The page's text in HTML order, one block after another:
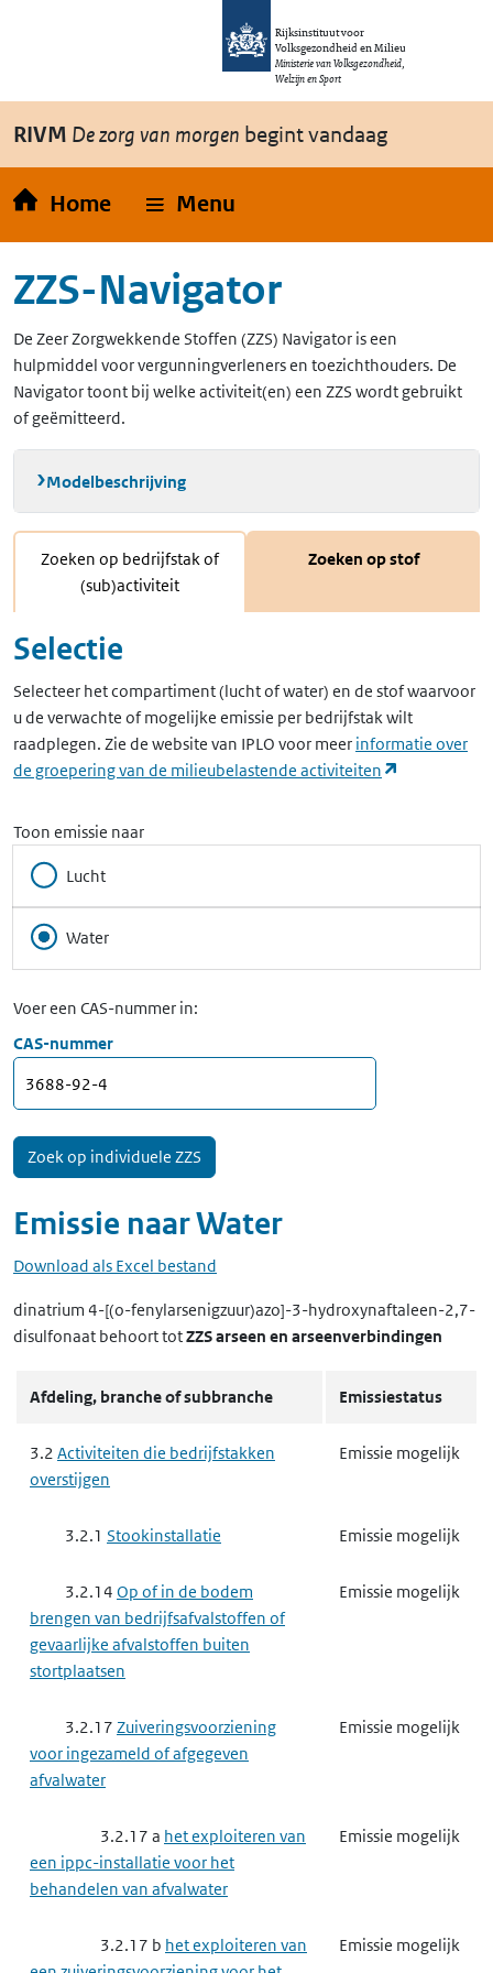
Overslaan en naar de inhoud gaan
Rijksinstituut voor
Volksgezondheid en Milieu
Ministerie van Volksgezondheid,
Welzijn en Sport
RIVM De zorg van morgen begint vandaag
Home Menu
ZZS-Navigator
De Zeer Zorgwekkende Stoffen (ZZS) Navigator is een
hulpmiddel voor vergunningverleners en toezichthouders. De
Navigator toont bij welke activiteit(en) een ZZS wordt gebruikt
of geëmitteerd.
Modelbeschrijving
Zoeken op bedrijfstak of
(sub)activiteit
Zoeken op stof
Selectie
Selecteer het compartiment (lucht of water) en de stof waarvoor
u de verwachte of mogelijke emissie per bedrijfstak wilt
raadplegen. Zie de website van IPLO voor meer informatie over
de groepering van de milieubelastende activiteiten
Toon emissie naar
Lucht
Water
Voer een CAS-nummer in:
CAS-nummer
Emissie naarWater
Download als Excel bestand
dinatrium 4-[(o-fenylarsenigzuur)azo]-3-hydroxynaftaleen-2,7-
disulfonaat behoort totZZS arseen en arseenverbindingen
Afdeling, branche of subbranche Emissiestatus
3.2 Activiteiten die bedrijfstakken
overstijgen
Emissie mogelijk
3.2.1 Stookinstallatie Emissie mogelijk
3.2.14 Op of in de bodem
brengen van bedrijfsafvalstoffen of
gevaarlijke afvalstoffen buiten
stortplaatsen
Emissie mogelijk
3.2.17 Zuiveringsvoorziening
voor ingezameld of afgegeven
afvalwater
Emissie mogelijk
3.2.17 a het exploiteren van
een ippc-installatie voor het
behandelen van afvalwater
Emissie mogelijk
3.2.17 b het exploiteren van
Emissie mogelijk